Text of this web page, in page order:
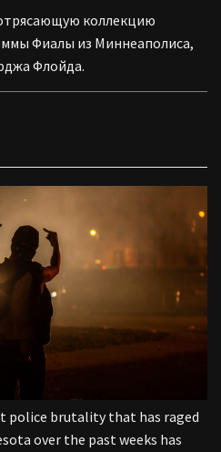
коллекцию
Фиалы из Миннеаполиса,
Флойда.
police brutality that has raged
over the past weeks has